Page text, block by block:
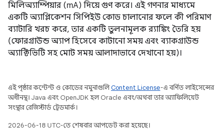
মিলিঅ্যাম্পিয়ার (mA) দিয়ে গুণ করে। এই গণনার মাধ্যমে
একটি অ্যাপ্লিকেশন সিপিইউ কোড চালানোর ফলে কী পরিমাণ
ব্যাটারি খরচ করে, তার একটি তুলনামূলক র‍্যাঙ্কিং তৈরি হয়
(ফোরগ্রাউন্ড অ্যাপ হিসেবে কাটানো সময় এবং ব্যাকগ্রাউন্ড
অ্যাক্টিভিটি সহ মোট সময় আলাদাভাবে দেখানো হয়)।
এই পৃষ্ঠার কন্টেন্ট ও কোডের নমুনাগুলিContent License-এ বর্ণিত লাইসেন্সের
অধীনস্থ। Java এবং OpenJDK হল Oracle এবং/অথবা তার অ্যাফিলিয়েট
সংস্থার রেজিস্টার্ড ট্রেডমার্ক।
2026-06-18 UTC-তে শেষবার আপডেট করা হয়েছে।